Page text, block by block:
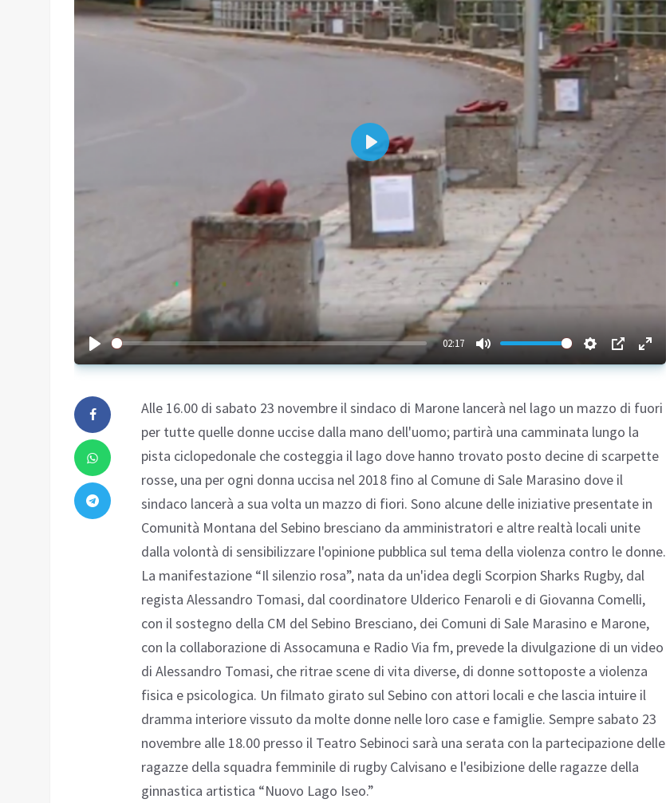
02:17
Play
Alle 16.00 di sabato 23 novembre il sindaco di Marone lancerà nel lago un mazzo di fuori
per tutte quelle donne uccise dalla mano dell'uomo; partirà una camminata lungo la
pista ciclopedonale che costeggia il lago dove hanno trovato posto decine di scarpette
rosse, una per ogni donna uccisa nel 2018 fino al Comune di Sale Marasino dove il
sindaco lancerà a sua volta un mazzo di fiori. Sono alcune delle iniziative presentate in
Comunità Montana del Sebino bresciano da amministratori e altre realtà locali unite
dalla volontà di sensibilizzare l'opinione pubblica sul tema della violenza contro le donne.
La manifestazione “Il silenzio rosa”, nata da un'idea degli Scorpion Sharks Rugby, dal
regista Alessandro Tomasi, dal coordinatore Ulderico Fenaroli e di Giovanna Comelli,
con il sostegno della CM del Sebino Bresciano, dei Comuni di Sale Marasino e Marone,
con la collaborazione di Assocamuna e Radio Via fm, prevede la divulgazione di un video
di Alessandro Tomasi, che ritrae scene di vita diverse, di donne sottoposte a violenza
fisica e psicologica. Un filmato girato sul Sebino con attori locali e che lascia intuire il
dramma interiore vissuto da molte donne nelle loro case e famiglie. Sempre sabato 23
novembre alle 18.00 presso il Teatro Sebinoci sarà una serata con la partecipazione delle
ragazze della squadra femminile di rugby Calvisano e l'esibizione delle ragazze della
ginnastica artistica “Nuovo Lago Iseo.”